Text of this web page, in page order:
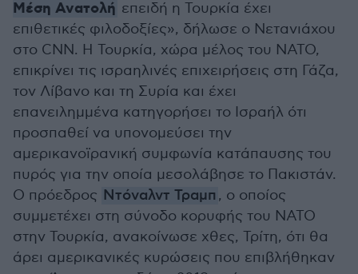
Μέση Ανατολή επειδή η Τουρκία έχει
επιθετικές φιλοδοξίες», δήλωσε ο Νετανιάχου
στο CNN. Η Τουρκία, χώρα μέλος του ΝΑΤΟ,
επικρίνει τις ισραηλινές επιχειρήσεις στη Γάζα,
τον Λίβανο και τη Συρία και έχει
επανειλημμένα κατηγορήσει το Ισραήλ ότι
προσπαθεί να υπονομεύσει την
αμερικανοϊρανική συμφωνία κατάπαυσης του
πυρός για την οποία μεσολάβησε το Πακιστάν.
Ο πρόεδρος Ντόναλντ Τραμπ , ο οποίος
συμμετέχει στη σύνοδο κορυφής του ΝΑΤΟ
στην Τουρκία, ανακοίνωσε χθες, Τρίτη, ότι θα
άρει αμερικανικές κυρώσεις που επιβλήθηκαν